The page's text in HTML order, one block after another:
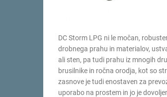
DC Storm LPG ni le močan,
drobnega prahu in materialov,
ali sten, pa tudi prahu iz mnogih
brusilnike in ročna orodja, kot so
zasnove je tudi enostaven za
uporabo na prostem in jo je